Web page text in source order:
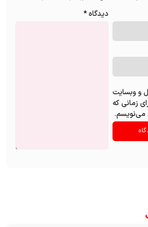
دیدگاه*
و وبسایت
زمانی که
می‌نویسم.